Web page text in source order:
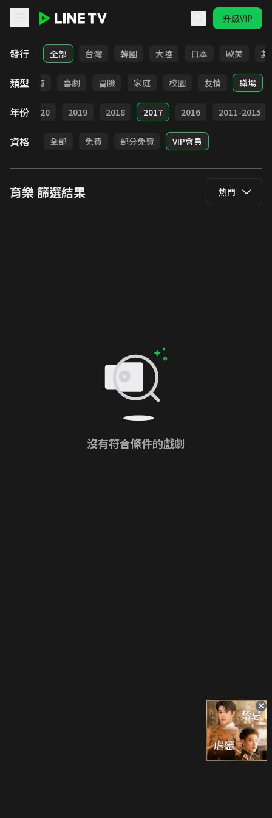
升級VIP
LINE TV - 育樂
發行 全部 台灣 韓國 大陸 日本 歐美 其
類型教育 喜劇 冒險 家庭 校園 友情 職場
年份 2020 2019 2018 2017 2016 2011-2015
資格 全部 免費 部分免費 VIP會員
育樂篩選結果 熱門
沒有符合條件的戲劇